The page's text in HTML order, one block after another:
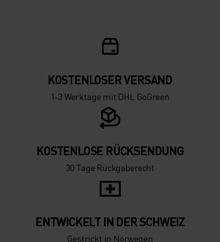
KOSTENLOSER VERSAND
1-3 Werktage mit DHL GoGreen
KOSTENLOSE RÜCKSENDUNG
30 Tage Rückgaberecht
ENTWICKELT IN DER SCHWEIZ
Gestrickt in Norwegen